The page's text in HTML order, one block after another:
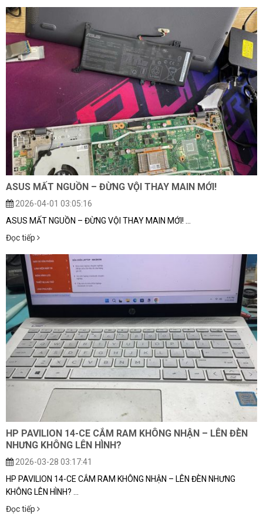
ASUS MẤT NGUỒN – ĐỪNG VỘI THAY MAIN MỚI!
2026-04-01 03:05:16
ASUS MẤT NGUỒN – ĐỪNG VỘI THAY MAIN MỚI! ...
Đọc tiếp
HP PAVILION 14-CE CẮM RAM KHÔNG NHẬN – LÊN ĐÈN
NHƯNG KHÔNG LÊN HÌNH?
2026-03-28 03:17:41
HP PAVILION 14-CE CẮM RAM KHÔNG NHẬN – LÊN ĐÈN NHƯNG
KHÔNG LÊN HÌNH? ...
Đọc tiếp
ĐĂNG KÝ TƯ VẤN MIỄN PHÍ
HOÀN THÀNH
Đăng ký tư vấn trực tiếp 24/7:
0909099538